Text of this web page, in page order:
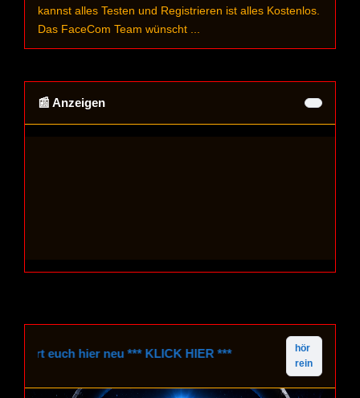
kannst alles Testen und Registrieren ist alles Kostenlos.
Das FaceCom Team wünscht ...
📰 Anzeigen
euch hier neu *** KLICK HIER ***
hör
rein